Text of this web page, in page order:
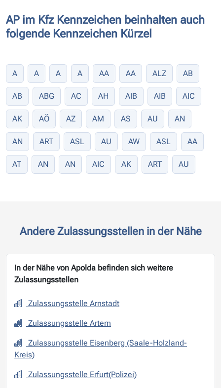
AP im Kfz Kennzeichen beinhalten auch
folgende Kennzeichen Kürzel
A A A A AA AA ALZ AB
AB ABG AC AH AIB AIB AIC
AK AÖ AZ AM AS AU AN
AN ART ASL AU AW ASL AA
AT AN AN AIC AK ART AU
Andere Zulassungsstellen in der Nähe
In der Nähe von Apolda befinden sich weitere
Zulassungsstellen
Zulassungsstelle Arnstadt
Zulassungsstelle Artern
Zulassungsstelle Eisenberg (Saale-Holzland-
Kreis)
Zulassungsstelle Erfurt(Polizei)